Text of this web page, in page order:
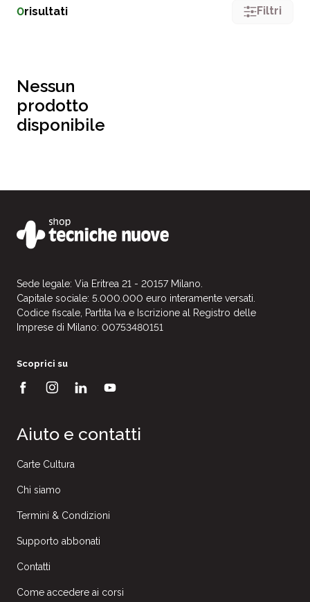
0risultati Filtri
Nessun
prodotto
disponibile
Sede legale: Via Eritrea 21 - 20157 Milano.
Capitale sociale: 5.000.000 euro interamente versati.
Codice fiscale, Partita Iva e Iscrizione al Registro delle
Imprese di Milano: 00753480151
Scoprici su
Aiuto e contatti
Carte Cultura
Chi siamo
Termini & Condizioni
Supporto abbonati
Contatti
Come accedere ai corsi